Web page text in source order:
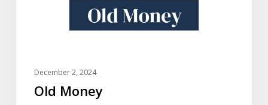
December 2, 2024
Old Money